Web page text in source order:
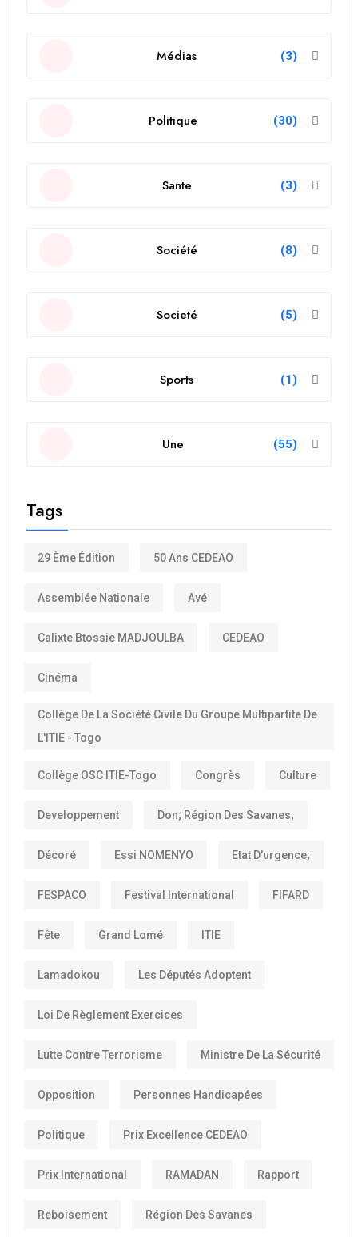
Médias (3)
Politique (30)
Sante (3)
Société (8)
Societé (5)
Sports (1)
Une (55)
Tags
29 Ème Édition 50 Ans CEDEAO
Assemblée Nationale Avé
Calixte Btossie MADJOULBA CEDEAO
Cinéma
Collège De La Société Civile Du Groupe Multipartite De
L'ITIE - Togo
Collège OSC ITIE-Togo Congrès Culture
Developpement Don; Région Des Savanes;
Décoré Essi NOMENYO Etat D'urgence;
FESPACO Festival International FIFARD
Fête Grand Lomé ITIE
Lamadokou Les Députés Adoptent
Loi De Règlement Exercices
Lutte Contre Terrorisme Ministre De La Sécurité
Opposition Personnes Handicapées
Politique Prix Excellence CEDEAO
Prix International RAMADAN Rapport
Reboisement Région Des Savanes